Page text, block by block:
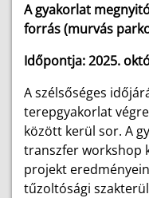
A gyakorlat
forrás (murvás
Időpontja: 2025.
A szélsőséges
terepgyakorlat
között kerül sor. A
transzfer workshop
projekt
tűzoltósági